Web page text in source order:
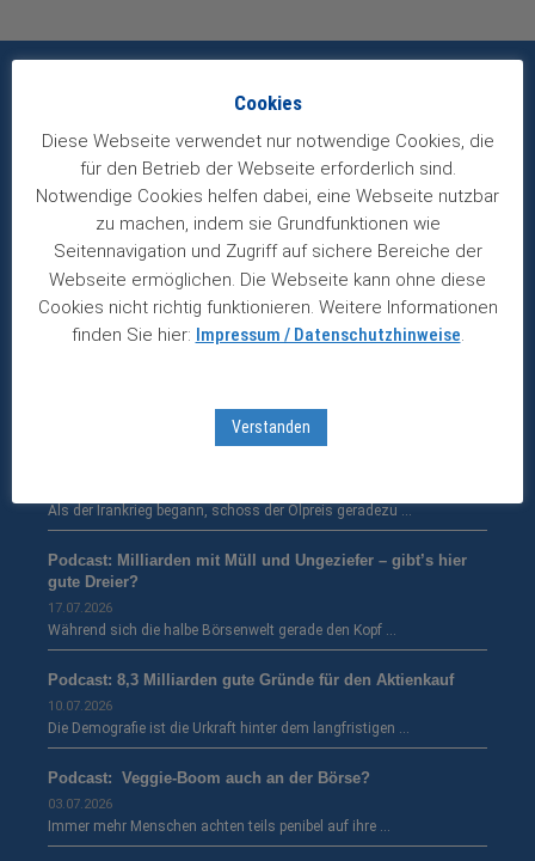
Aktuelle Podcasts: Jeden Freitag ein neuer
Vortrag!
Podcast: Schwache Wirtschaft und Börsen auf Allzeithoch
– wie passt das zusammen?
07.08.2026
Während immer neue Stellenstreichungen bei deutschen
Unternehmen publik …
Podcast: Trading oder Langfristanlage – warum Geduld an
Trading boomt – befeuert von Neo-Brokern und Sozialen …
Als der Irankrieg begann, schoss der Ölpreis geradezu …
Podcast: Milliarden mit Müll und Ungeziefer – gibt’s hier
gute Dreier?
17.07.2026
Während sich die halbe Börsenwelt gerade den Kopf …
Podcast: 8,3 Milliarden gute Gründe für den Aktienkauf
10.07.2026
Die Demografie ist die Urkraft hinter dem langfristigen …
Podcast: Veggie-Boom auch an der Börse?
03.07.2026
Immer mehr Menschen achten teils penibel auf ihre …
Cookies
Diese Webseite verwendet nur notwendige Cookies, die
für den Betrieb der Webseite erforderlich sind.
Notwendige Cookies helfen dabei, eine Webseite nutzbar
zu machen, indem sie Grundfunktionen wie
Seitennavigation und Zugriff auf sichere Bereiche der
Webseite ermöglichen. Die Webseite kann ohne diese
Cookies nicht richtig funktionieren. Weitere Informationen
finden Sie hier: Impressum / Datenschutzhinweise
Verstanden